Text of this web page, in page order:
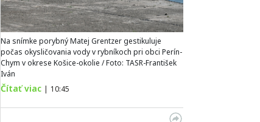
Na snímke porybný Matej Grentzer gestikuluje
počas okysličovania vody v rybníkoch pri obci Perín-
Chym v okrese Košice-okolie / Foto: TASR-František
Iván
Čítať viac | 10:45